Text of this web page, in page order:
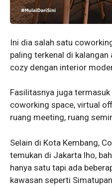
Ini dia salah satu
paling terkenal di kalangan
cozy dengan interior
Fasilitasnya juga
coworking space, virtual
ruang meeting, ruang
Selain di Kota Kembang,
temukan di Jakarta lho,
hanya satu tapi ada
kawasan seperti